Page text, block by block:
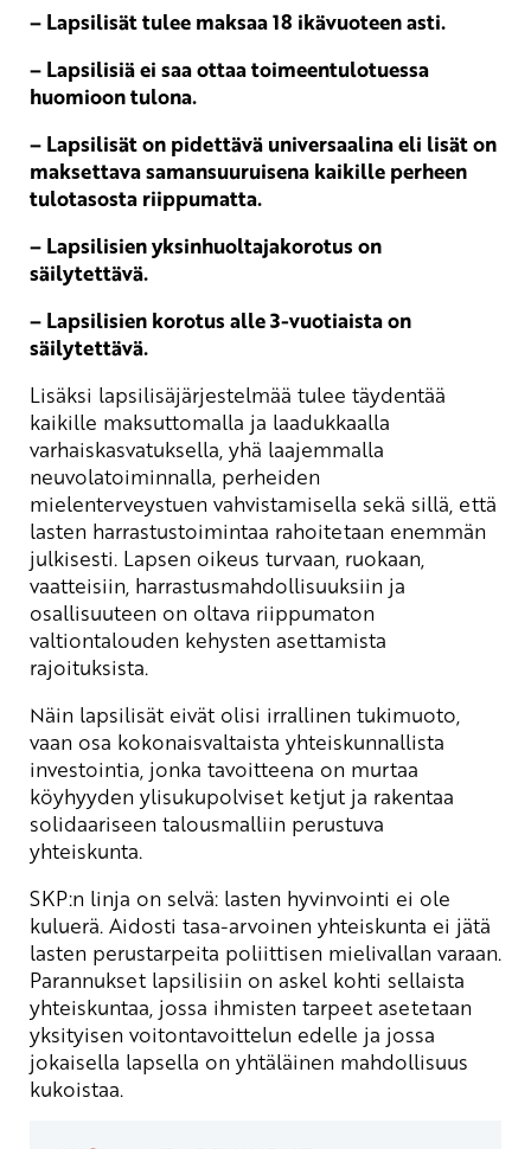
– Lapsilisät tulee maksaa 18 ikävuoteen asti.
– Lapsilisiä ei saa ottaa toimeentulotuessa
huomioon tulona.
– Lapsilisät on pidettävä universaalina eli lisät on
maksettava samansuuruisena kaikille perheen
tulotasosta riippumatta.
– Lapsilisien yksinhuoltajakorotus on
säilytettävä.
– Lapsilisien korotus alle 3-vuotiaista on
säilytettävä.
Lisäksi lapsilisäjärjestelmää tulee täydentää
kaikille maksuttomalla ja laadukkaalla
varhaiskasvatuksella, yhä laajemmalla
neuvolatoiminnalla, perheiden
mielenterveystuen vahvistamisella sekä sillä, että
lasten harrastustoimintaa rahoitetaan enemmän
julkisesti. Lapsen oikeus turvaan, ruokaan,
vaatteisiin, harrastusmahdollisuuksiin ja
osallisuuteen on oltava riippumaton
valtiontalouden kehysten asettamista
rajoituksista.
Näin lapsilisät eivät olisi irrallinen tukimuoto,
vaan osa kokonaisvaltaista yhteiskunnallista
investointia, jonka tavoitteena on murtaa
köyhyyden ylisukupolviset ketjut ja rakentaa
solidaariseen talousmalliin perustuva
yhteiskunta.
SKP:n linja on selvä: lasten hyvinvointi ei ole
kuluerä. Aidosti tasa-arvoinen yhteiskunta ei jätä
lasten perustarpeita poliittisen mielivallan varaan.
Parannukset lapsilisiin on askel kohti sellaista
yhteiskuntaa, jossa ihmisten tarpeet asetetaan
yksityisen voitontavoittelun edelle ja jossa
jokaisella lapsella on yhtäläinen mahdollisuus
kukoistaa.